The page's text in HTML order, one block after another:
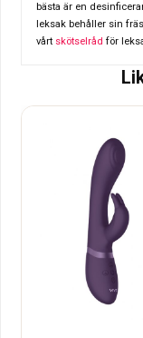
bästa är en
leksak behåller sin
vårt skötselråd för